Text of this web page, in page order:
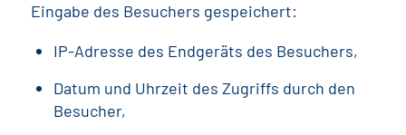
Eingabe des Besuchers gespeichert:
IP-Adresse des Endgeräts des Besuchers,
Datum und Uhrzeit des Zugriffs durch den
Besucher,